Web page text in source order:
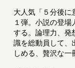
大人気「５分後に
１弾。小説の登
する。論理力、
識を総動員して、
しめる、贅沢な一